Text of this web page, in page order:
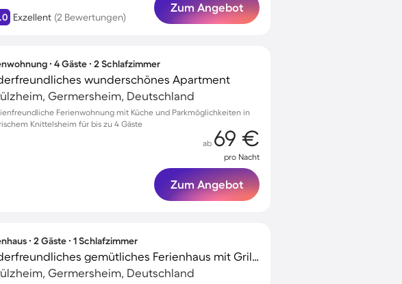
Exzellent (2 Bewertungen)
Zum Angebot
∙ 4 Gäste ∙ 2 Schlafzimmer
wunderschönes Apartment
Germersheim, Deutschland
Ferienwohnung mit Küche und Parkmöglichkeiten in
Knittelsheim für bis zu 4 Gäste
ab 69 €
pro Nacht
Zum Angebot
∙ 2 Gäste ∙ 1 Schlafzimmer
Kinderfreundliches gemütliches Ferienhaus mit Grill und Terrasse | Seeblick | Neben dem Strand
Germersheim, Deutschland